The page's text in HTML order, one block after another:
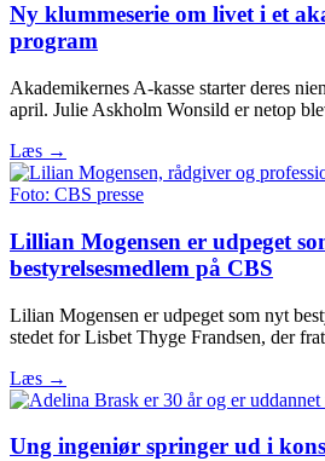
Ny klummeserie om livet i et
program
Akademikernes A-kasse starter deres
april. Julie Askholm Wonsild er netop
Læs →
Lillian Mogensen er udpeget
bestyrelsesmedlem på CBS
Lilian Mogensen er udpeget som nyt
stedet for Lisbet Thyge Frandsen, der
Læs →
Ung ingeniør springer ud i